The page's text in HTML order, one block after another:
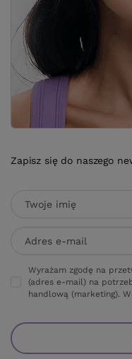
Zapisz się do naszego
Twoje imię
Adres e-mail
Wyrażam zgodę na
(adres e-mail) na
handlową (marketing).